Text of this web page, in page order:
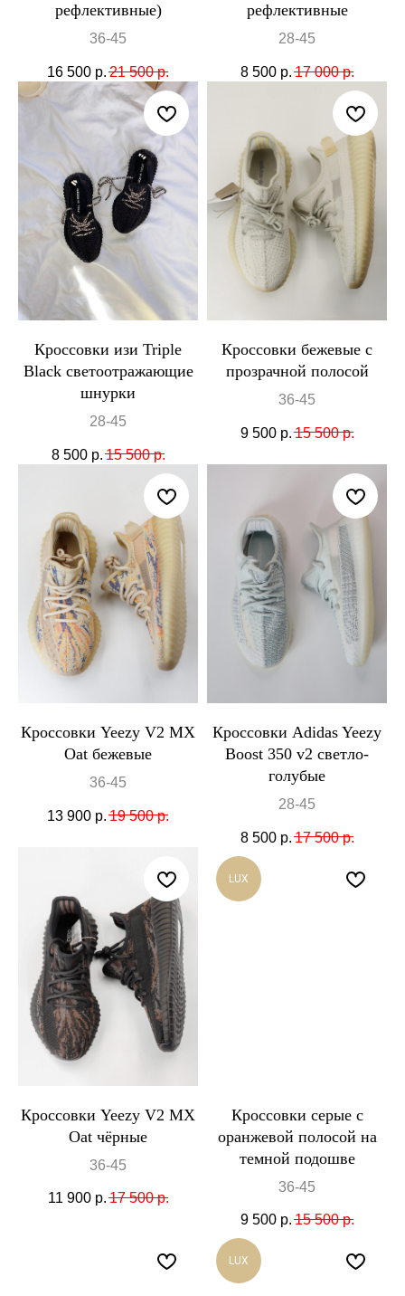
рефлективные)
36-45
16 500 р. 21 500 р.
рефлективные
28-45
8 500 р. 17 000 р.
Кроссовки изи Triple
Black светоотражающие
шнурки
28-45
8 500 р. 15 500 р.
Кроссовки бежевые с
прозрачной полосой
36-45
9 500 р. 15 500 р.
Кроссовки Yeezy V2 MX
Oat бежевые
36-45
13 900 р. 19 500 р.
Кроссовки Adidas Yeezy
Boost 350 v2 светло-
голубые
28-45
8 500 р. 17 500 р.
Кроссовки Yeezy V2 MX
Oat чёрные
36-45
11 900 р. 17 500 р.
LUX
Кроссовки серые с
оранжевой полосой на
темной подошве
36-45
9 500 р. 15 500 р.
LUX